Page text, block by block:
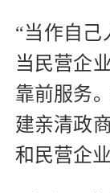
“当作自己
当民营企
靠前服务
建亲清政
和民营企